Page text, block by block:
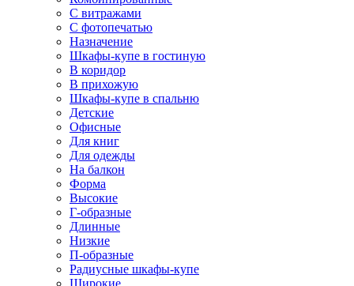
С витражами
С фотопечатью
Назначение
Шкафы-купе в гостиную
В коридор
В прихожую
Шкафы-купе в спальню
Детские
Офисные
Для книг
Для одежды
На балкон
Форма
Высокие
Г-образные
Длинные
Низкие
П-образные
Радиусные шкафы-купе
Широкие